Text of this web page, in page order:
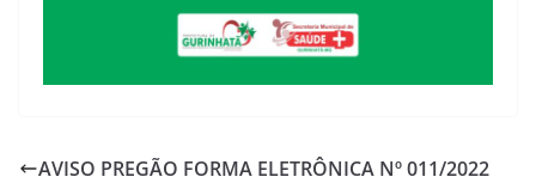
AVISO PREGÃO FORMA ELETRÔNICA Nº 011/2022